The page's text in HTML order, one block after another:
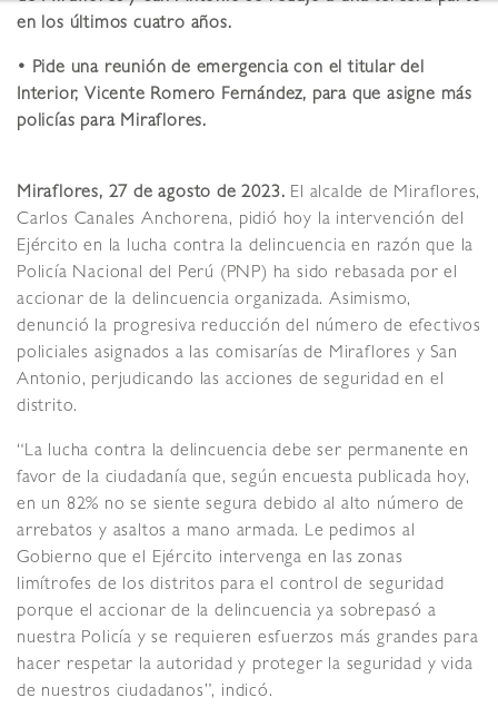
en los últimos cuatro años.
• Pide una reunión de emergencia con el titular del
Interior, Vicente Romero Fernández, para que asigne más
policías para Miraflores.
Miraflores, 27 de agosto de 2023. El alcalde de Miraflores,
Carlos Canales Anchorena, pidió hoy la intervención del
Ejército en la lucha contra la delincuencia en razón que la
Policía Nacional del Perú (PNP) ha sido rebasada por el
accionar de la delincuencia organizada. Asimismo,
denunció la progresiva reducción del número de efectivos
policiales asignados a las comisarías de Miraflores y San
Antonio, perjudicando las acciones de seguridad en el
distrito.
“La lucha contra la delincuencia debe ser permanente en
favor de la ciudadanía que, según encuesta publicada hoy,
en un 82% no se siente segura debido al alto número de
arrebatos y asaltos a mano armada. Le pedimos al
Gobierno que el Ejército intervenga en las zonas
limítrofes de los distritos para el control de seguridad
porque el accionar de la delincuencia ya sobrepasó a
nuestra Policía y se requieren esfuerzos más grandes para
hacer respetar la autoridad y proteger la seguridad y vida
de nuestros ciudadanos”, indicó.